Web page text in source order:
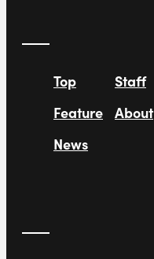
Top
Feature
News
Staff
About